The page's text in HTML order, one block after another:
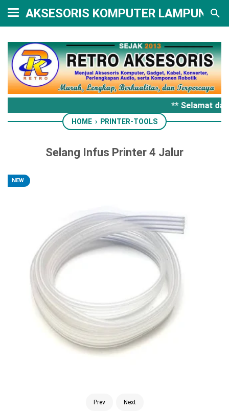
AKSESORIS KOMPUTER LAMPUNG
** Selamat
HOME › PRINTER-TOOLS
Selang Infus Printer 4 Jalur
NEW
Prev Next